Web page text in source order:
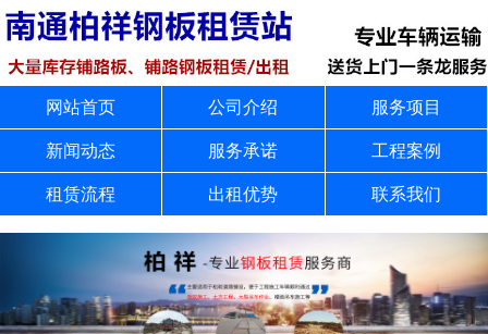
网站首页 公司介绍 服务项目
新闻动态 服务承诺 工程案例
租赁流程 出租优势 联系我们